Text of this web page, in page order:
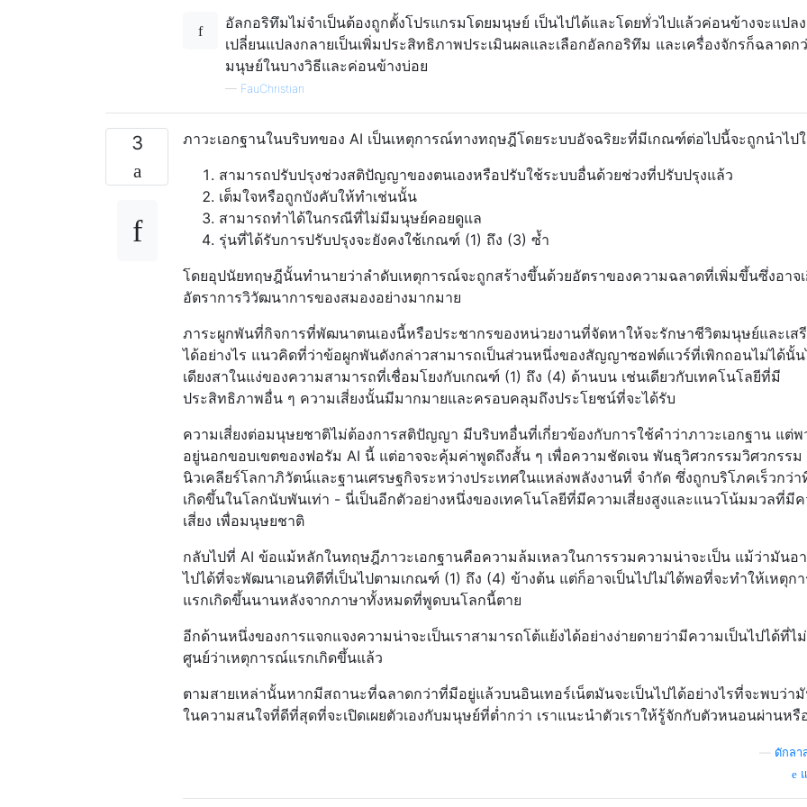
อัลกอริทึมไม่จำเป็นต้องถูกตั้งโปรแกรมโดยมนุษย์ เป็นไปได้และโดยทั่วไปแล้วค่อนข้างจะแปลง
เปลี่ยนแปลงกลายเป็นเพิ่มประสิทธิภาพประเมินผลและเลือกอัลกอริทึม และเครื่องจักรก็ฉลาดก
มนุษย์ในบางวิธีและค่อนข้างบ่อย
— FauChristian
3
ภาวะเอกฐานในบริบทของ AI เป็นเหตุการณ์ทางทฤษฎีโดยระบบอัจฉริยะที่มีเกณฑ์ต่อไปนี้จะถูกนำไป
สามารถปรับปรุงช่วงสติปัญญาของตนเองหรือปรับใช้ระบบอื่นด้วยช่วงที่ปรับปรุงแล้ว
เต็มใจหรือถูกบังคับให้ทำเช่นนั้น
สามารถทำได้ในกรณีที่ไม่มีมนุษย์คอยดูแล
รุ่นที่ได้รับการปรับปรุงจะยังคงใช้เกณฑ์ (1) ถึง (3) ซ้ำ
โดยอุปนัยทฤษฎีนั้นทำนายว่าลำดับเหตุการณ์จะถูกสร้างขึ้นด้วยอัตราของความฉลาดที่เพิ่มขึ้นซึ่งอาจ
อัตราการวิวัฒนาการของสมองอย่างมากมาย
ภาระผูกพันที่กิจการที่พัฒนาตนเองนี้หรือประชากรของหน่วยงานที่จัดหาให้จะรักษาชีวิตมนุษย์และเส
ได้อย่างไร แนวคิดที่ว่าข้อผูกพันดังกล่าวสามารถเป็นส่วนหนึ่งของสัญญาซอฟต์แวร์ที่เพิกถอนไม่ได้นั้น
เดียงสาในแง่ของความสามารถที่เชื่อมโยงกับเกณฑ์ (1) ถึง (4) ด้านบน เช่นเดียวกับเทคโนโลยีที่มี
ประสิทธิภาพอื่น ๆ ความเสี่ยงนั้นมีมากมายและครอบคลุมถึงประโยชน์ที่จะได้รับ
ความเสี่ยงต่อมนุษยชาติไม่ต้องการสติปัญญา มีบริบทอื่นที่เกี่ยวข้องกับการใช้คำว่าภาวะเอกฐาน แต่พ
อยู่นอกขอบเขตของฟอรัม AI นี้ แต่อาจจะคุ้มค่าพูดถึงสั้น ๆ เพื่อความชัดเจน พันธุวิศวกรรมวิศวกรรม
นิวเคลียร์โลกาภิวัตน์และฐานเศรษฐกิจระหว่างประเทศในแหล่งพลังงานที่ จำกัด ซึ่งถูกบริโภคเร็วกว่
เกิดขึ้นในโลกนับพันเท่า - นี่เป็นอีกตัวอย่างหนึ่งของเทคโนโลยีที่มีความเสี่ยงสูงและแนวโน้มมวลที่มีค
เสี่ยง เพื่อมนุษยชาติ
กลับไปที่ AI ข้อแม้หลักในทฤษฎีภาวะเอกฐานคือความล้มเหลวในการรวมความน่าจะเป็น แม้ว่ามันอ
ไปได้ที่จะพัฒนาเอนทิตีที่เป็นไปตามเกณฑ์ (1) ถึง (4) ข้างต้น แต่ก็อาจเป็นไปไม่ได้พอที่จะทำให้เหตุก
แรกเกิดขึ้นนานหลังจากภาษาทั้งหมดที่พูดบนโลกนี้ตาย
อีกด้านหนึ่งของการแจกแจงความน่าจะเป็นเราสามารถโต้แย้งได้อย่างง่ายดายว่ามีความเป็นไปได้ที่ไ
ศูนย์ว่าเหตุการณ์แรกเกิดขึ้นแล้ว
ตามสายเหล่านั้นหากมีสถานะที่ฉลาดกว่าที่มีอยู่แล้วบนอินเทอร์เน็ตมันจะเป็นไปได้อย่างไรที่จะพบว่า
ในความสนใจที่ดีที่สุดที่จะเปิดเผยตัวเองกับมนุษย์ที่ต่ำกว่า เราแนะนำตัวเราให้รู้จักกับตัวหนอนผ่านหรื
ดักลา